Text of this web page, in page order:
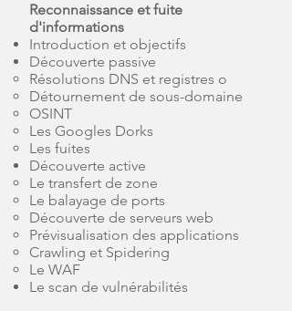
Reconnaissance et fuite
d'informations
Introduction et objectifs
Découverte passive
Résolutions DNS et registres o
Détournement de sous-domaine
OSINT
Les Googles Dorks
Les fuites
Découverte active
Le transfert de zone
Le balayage de ports
Découverte de serveurs web
Prévisualisation des applications
Crawling et Spidering
Le WAF
Le scan de vulnérabilités